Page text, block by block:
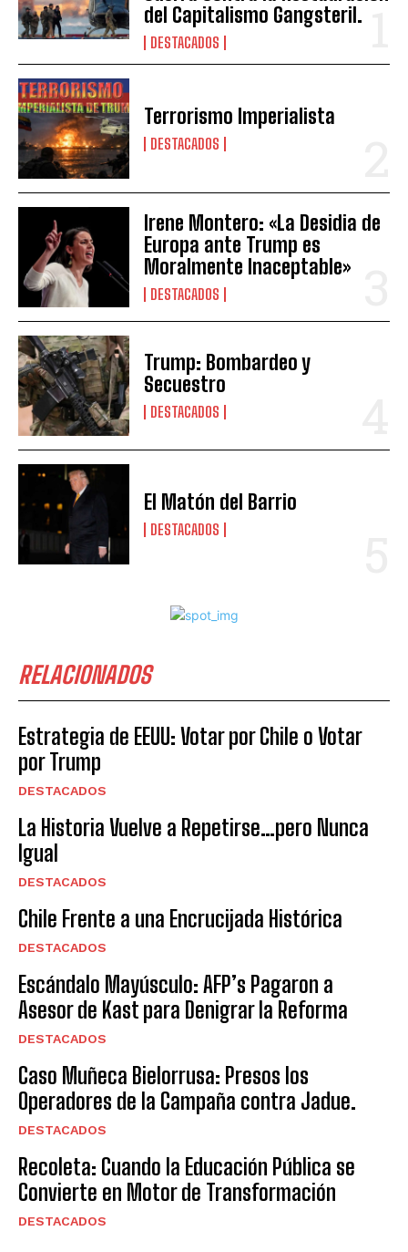
del Capitalismo Gangsteril.
DESTACADOS
Terrorismo Imperialista
DESTACADOS
Irene Montero: «La Desidia de
Europa ante Trump es
Moralmente Inaceptable»
DESTACADOS
Trump: Bombardeo y
Secuestro
DESTACADOS
El Matón del Barrio
DESTACADOS
RELACIONADOS
Estrategia de EEUU: Votar por Chile o Votar
por Trump
DESTACADOS
La Historia Vuelve a Repetirse…pero Nunca
Igual
DESTACADOS
Chile Frente a una Encrucijada Histórica
DESTACADOS
Escándalo Mayúsculo: AFP’s Pagaron a
Asesor de Kast para Denigrar la Reforma
DESTACADOS
Caso Muñeca Bielorrusa: Presos los
Operadores de la Campaña contra Jadue.
DESTACADOS
Recoleta: Cuando la Educación Pública se
Convierte en Motor de Transformación
DESTACADOS